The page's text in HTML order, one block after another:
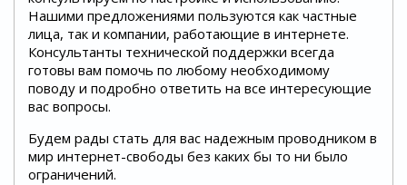
Нашими предложениями пользуются как частные
лица, так и компании, работающие в интернете.
Консультанты технической поддержки всегда
готовы вам помочь по любому необходимому
поводу и подробно ответить на все интересующие
вас вопросы.
Будем рады стать для вас надежным проводником в
мир интернет-свободы без каких бы то ни было
ограничений.